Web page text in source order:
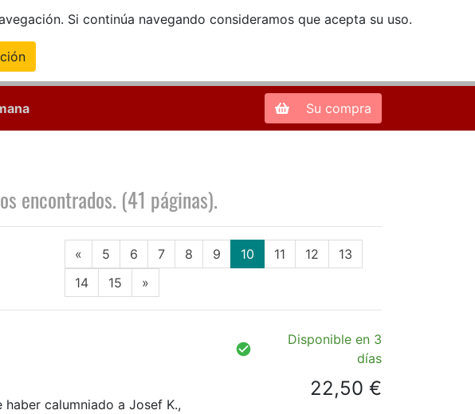
Si continúa navegando consideramos que acepta su uso.
Zona de Clientes
Su compra
encontrados. (41 páginas).
« 5 6 7 8 9 10(current)
11 12
13
14
15 »
haber calumniado a Josef K.,
Disponible en 3
días
22,50 €